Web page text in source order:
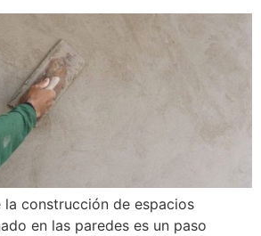
la construcción de espacios
en las paredes es un paso